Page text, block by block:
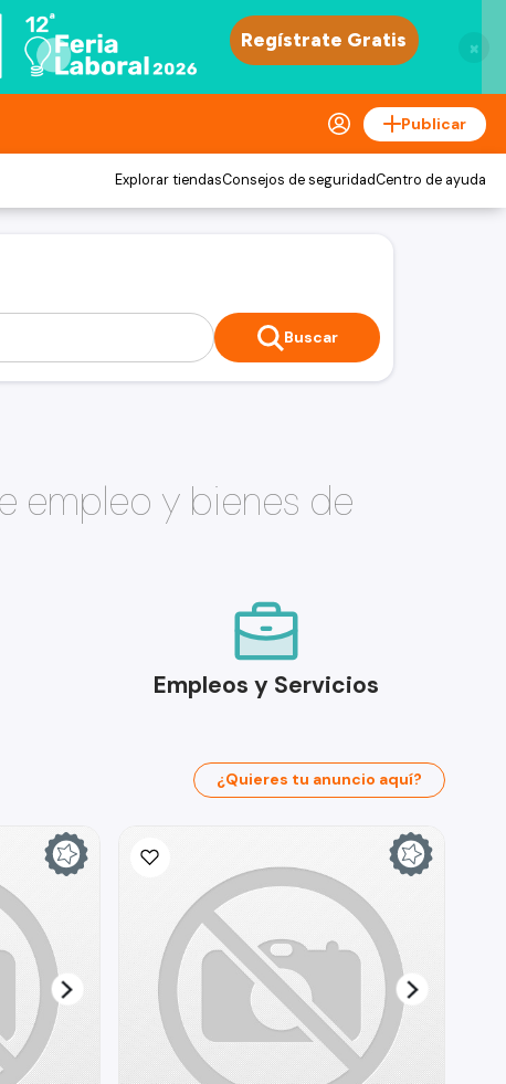
×
Publicar
Explorar tiendasConsejos de seguridadCentro de ayuda
Buscar
empleo y bienes de
Empleos y Servicios
¿Quieres tu anuncio aquí?